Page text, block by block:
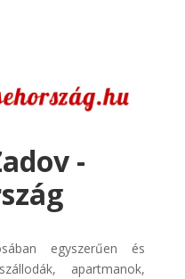
-
egyszerűen és
apartmanok,